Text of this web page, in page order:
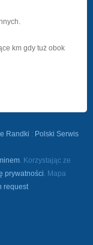
km gdy tuż obok
Randki : Polski Serwis
. Korzystając ze
prywatności. Mapa
request